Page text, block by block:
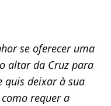
se oferecer uma
altar da Cruz para
quis deixar à sua
requer a